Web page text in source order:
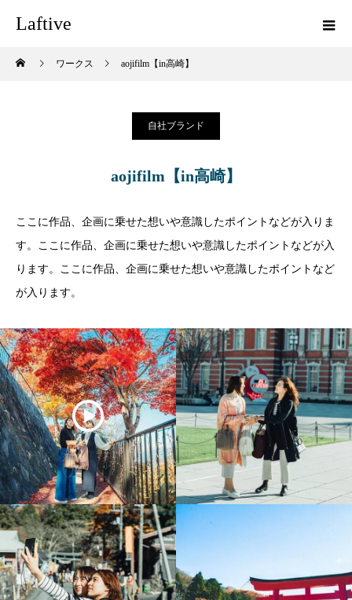
Laftive
ワークス aojifilm【in高崎】
自社ブランド
aojifilm【in高崎】
ここに作品、企画に乗せた想いや意識したポイントなどが入りま
す。ここに作品、企画に乗せた想いや意識したポイントなどが入
ります。ここに作品、企画に乗せた想いや意識したポイントなど
が入ります。